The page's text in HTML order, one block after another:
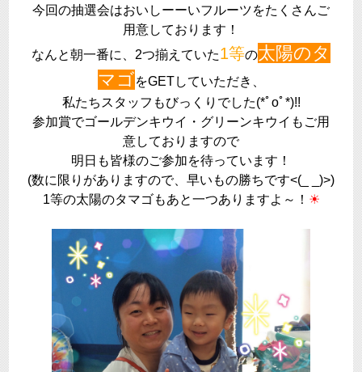
今回の抽選会はおいしーーいフルーツをたくさんご
用意しております！
なんと朝一番に、2つ揃えていた1等の太陽のタ
マゴをGETしていただき、
私たちスタッフもびっくりでした(*ﾟoﾟ*)!!
参加賞でゴールデンキウイ・グリーンキウイもご用
意しておりますので
明日も皆様のご参加を待っています！
(数に限りがありますので、早いもの勝ちです<(_ _)>)
1等の太陽のタマゴもあと一つありますよ～！ ☀